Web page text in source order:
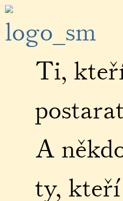
Ti,
A
ty,